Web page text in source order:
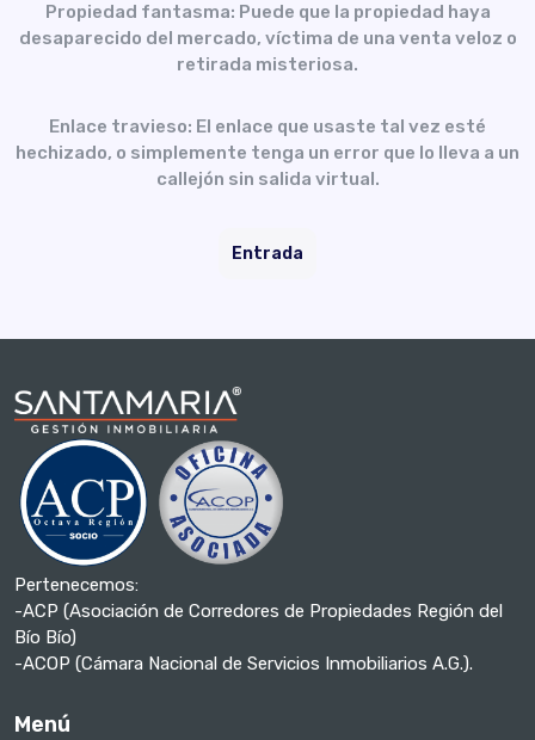
Propiedad fantasma: Puede que la propiedad haya
desaparecido del mercado, víctima de una venta veloz o
retirada misteriosa.
Enlace travieso: El enlace que usaste tal vez esté
hechizado, o simplemente tenga un error que lo lleva a un
callejón sin salida virtual.
Entrada
Pertenecemos:
-ACP (Asociación de Corredores de Propiedades Región del
Bío Bío)
-ACOP (Cámara Nacional de Servicios Inmobiliarios A.G.).
Menú